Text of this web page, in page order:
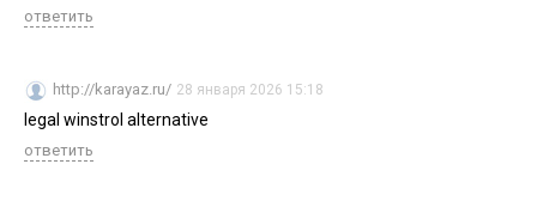
ответить
http://karayaz.ru/ 28 января 2026 15:18
legal winstrol alternative
ответить